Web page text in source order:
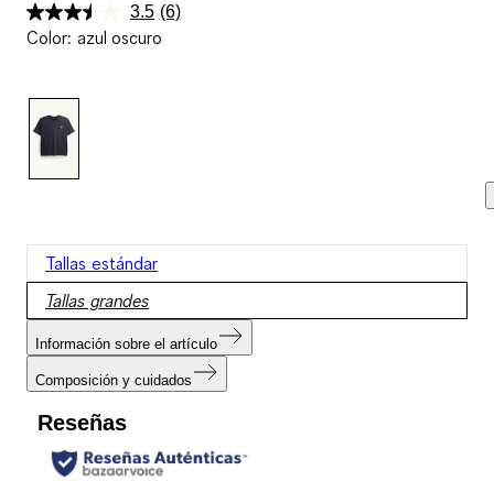
3.5 Lea
6
(6)
Color: azul oscuro
Tallas estándar
Tallas grandes
Información sobre el artículo
Composición y cuidados
Reseñas